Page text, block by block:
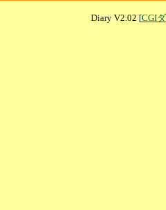
Diary V2.02 [CGI